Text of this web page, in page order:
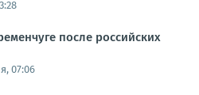
после российских
07:06